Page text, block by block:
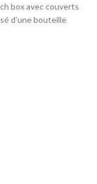
box avec couverts
d’une bouteille